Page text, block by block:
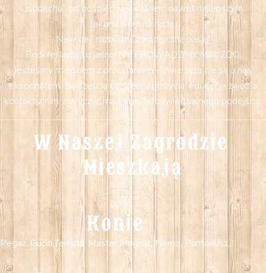
„oddechu” od pośpiechu, a czasem nawet najlepszym
lekarstwem na nudę.
Nasz cel: rozbudzić zoologiczną pasję!
Podkreślamy to jasno: NIE PROWADZIMY MINI ZOO.
Jesteśmy miejscem z przesłaniem – zwierzęta nie są u nas
eksponatem. Są częścią codziennego życia, edukacji i zajęć, a
kontakt z nimi ma uczyć mądrego, odpowiedzialnego podejścia.
W Naszej Zagrodzie
Mieszkają
Konie
Pegaz, Gucio,Temida, Master,Magnat, Nemo, Pantoriusz,